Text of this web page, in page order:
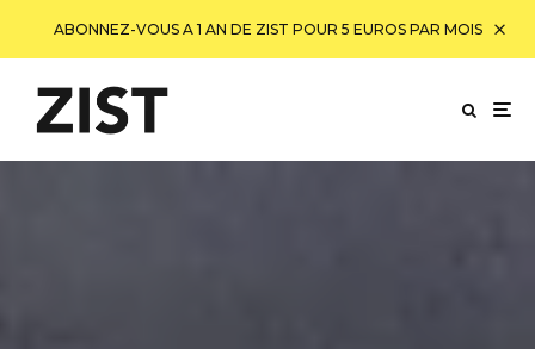
ABONNEZ-VOUS A 1 AN DE ZIST POUR 5 EUROS PAR MOIS